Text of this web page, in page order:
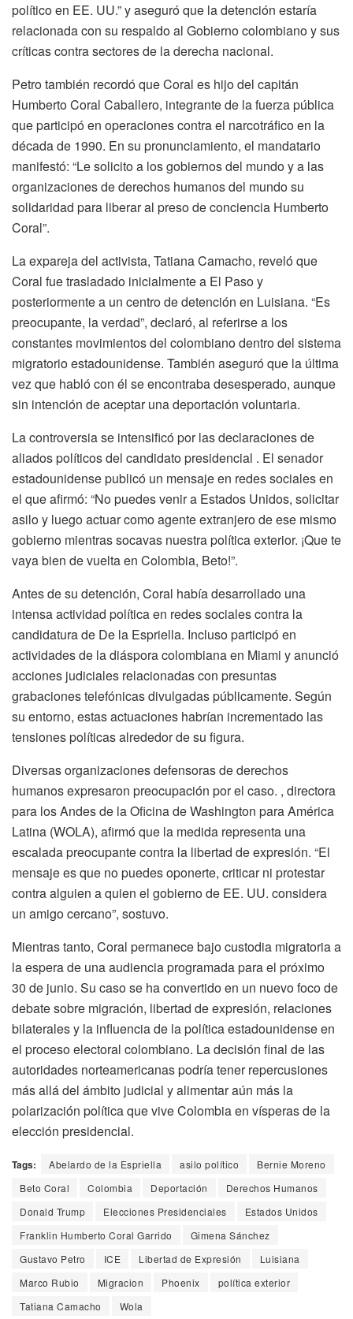
político en EE. UU.” y aseguró que la detención estaría
relacionada con su respaldo al Gobierno colombiano y sus
críticas contra sectores de la derecha nacional.
Petro también recordó que Coral es hijo del capitán
Humberto Coral Caballero, integrante de la fuerza pública
que participó en operaciones contra el narcotráfico en la
década de 1990. En su pronunciamiento, el mandatario
manifestó: “Le solicito a los gobiernos del mundo y a las
organizaciones de derechos humanos del mundo su
solidaridad para liberar al preso de conciencia Humberto
Coral”.
La expareja del activista, Tatiana Camacho, reveló que
Coral fue trasladado inicialmente a El Paso y
posteriormente a un centro de detención en Luisiana. “Es
preocupante, la verdad”, declaró, al referirse a los
constantes movimientos del colombiano dentro del sistema
migratorio estadounidense. También aseguró que la última
vez que habló con él se encontraba desesperado, aunque
sin intención de aceptar una deportación voluntaria.
La controversia se intensificó por las declaraciones de
aliados políticos del candidato presidencial . El senador
estadounidense publicó un mensaje en redes sociales en
el que afirmó: “No puedes venir a Estados Unidos, solicitar
asilo y luego actuar como agente extranjero de ese mismo
gobierno mientras socavas nuestra política exterior. ¡Que te
vaya bien de vuelta en Colombia, Beto!”.
Antes de su detención, Coral había desarrollado una
intensa actividad política en redes sociales contra la
candidatura de De la Espriella. Incluso participó en
actividades de la diáspora colombiana en Miami y anunció
acciones judiciales relacionadas con presuntas
grabaciones telefónicas divulgadas públicamente. Según
su entorno, estas actuaciones habrían incrementado las
tensiones políticas alrededor de su figura.
Diversas organizaciones defensoras de derechos
humanos expresaron preocupación por el caso. , directora
para los Andes de la Oficina de Washington para América
Latina (WOLA), afirmó que la medida representa una
escalada preocupante contra la libertad de expresión. “El
mensaje es que no puedes oponerte, criticar ni protestar
contra alguien a quien el gobierno de EE. UU. considera
un amigo cercano”, sostuvo.
Mientras tanto, Coral permanece bajo custodia migratoria a
la espera de una audiencia programada para el próximo
30 de junio. Su caso se ha convertido en un nuevo foco de
debate sobre migración, libertad de expresión, relaciones
bilaterales y la influencia de la política estadounidense en
el proceso electoral colombiano. La decisión final de las
autoridades norteamericanas podría tener repercusiones
más allá del ámbito judicial y alimentar aún más la
polarización política que vive Colombia en vísperas de la
elección presidencial.
Tags: Abelardo de la Espriella asilo político
Bernie Moreno
Beto Coral
Colombia Deportación
Derechos Humanos
Donald Trump
Elecciones Presidenciales
Estados Unidos
Franklin Humberto Coral Garrido
Gimena Sánchez
Gustavo Petro
ICE Libertad de Expresión
Luisiana
Marco Rubio
Migracion Phoenix
política exterior
Tatiana Camacho
Wola